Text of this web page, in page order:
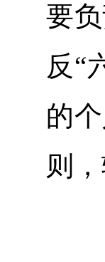
要
反“
的
则